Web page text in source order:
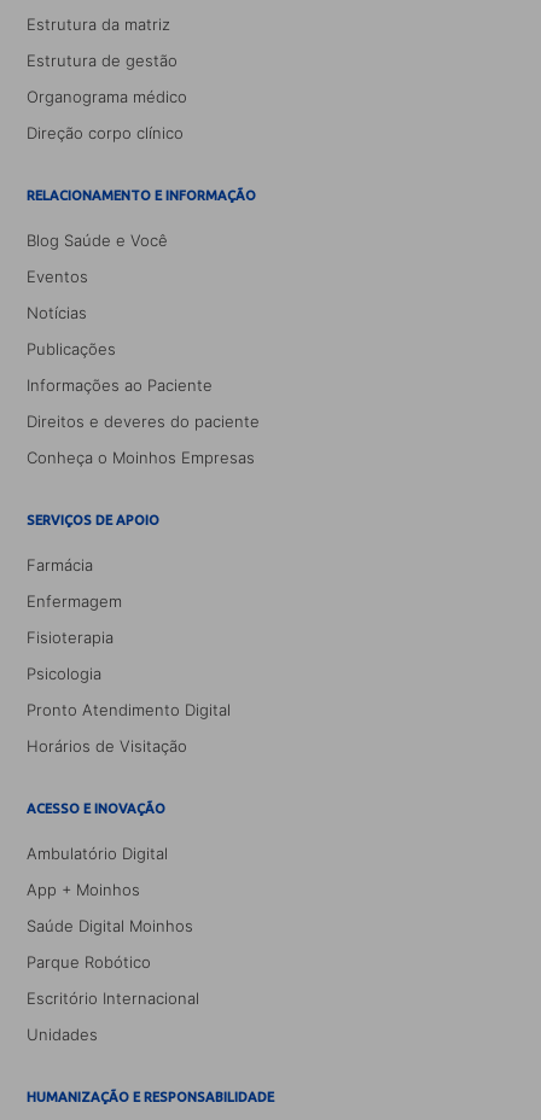
Estrutura da matriz
Estrutura de gestão
Organograma médico
Direção corpo clínico
RELACIONAMENTO E INFORMAÇÃO
Blog Saúde e Você
Eventos
Notícias
Publicações
Informações ao Paciente
Direitos e deveres do paciente
Conheça o Moinhos Empresas
SERVIÇOS DE APOIO
Farmácia
Enfermagem
Fisioterapia
Psicologia
Pronto Atendimento Digital
Horários de Visitação
ACESSO E INOVAÇÃO
Ambulatório Digital
App + Moinhos
Saúde Digital Moinhos
Parque Robótico
Escritório Internacional
Unidades
HUMANIZAÇÃO E RESPONSABILIDADE